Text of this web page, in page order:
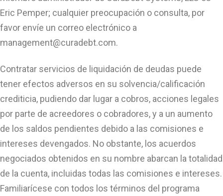
Eric Pemper; cualquier preocupación o consulta, por
favor envíe un correo electrónico a
management@curadebt.com.
Contratar servicios de liquidación de deudas puede
tener efectos adversos en su solvencia/calificación
crediticia, pudiendo dar lugar a cobros, acciones legales
por parte de acreedores o cobradores, y a un aumento
de los saldos pendientes debido a las comisiones e
intereses devengados. No obstante, los acuerdos
negociados obtenidos en su nombre abarcan la totalidad
de la cuenta, incluidas todas las comisiones e intereses.
Familiarícese con todos los términos del programa